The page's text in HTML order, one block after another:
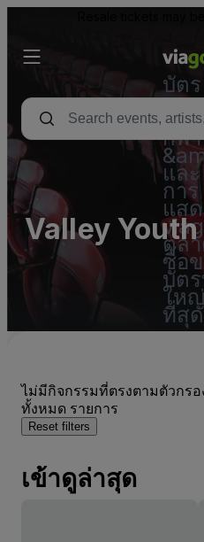
บัต
คอ
บัตร
กีฬา
และ
การ
แส
ตล
ซื้อ
บัต
ใหญ่
ที่สุด
Valley
Parking Lots
ไม่มีกิจกรรมที่ตรงตามตัวกร
ทั้งหมด รายการ
Reset filters
เข้าดูล่าสุด